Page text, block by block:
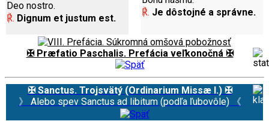
Deo nostro.
℟. Dignum et justum est.
℟. Je dôstojné a správne.
✠ Præfatio Paschalis. Prefácia veľkonočná ✠
✠ Sanctus. Trojsvätý (Ordinarium Missæ I.) ✠
》 Alebo spev Sanctus ad libitum (podľa ľubovôle) 《